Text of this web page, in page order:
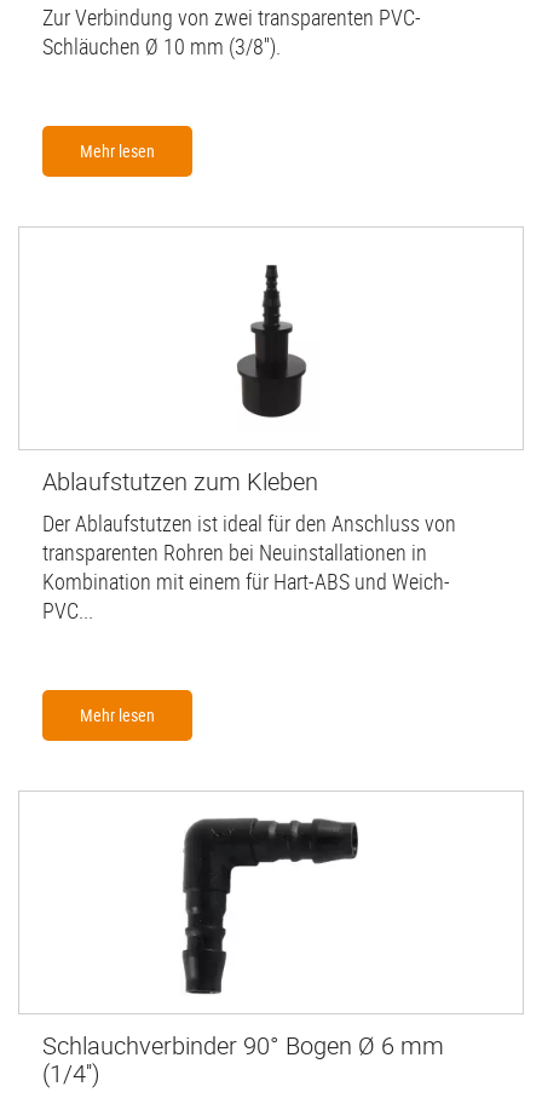
Zur Verbindung von zwei transparenten PVC-
Schläuchen Ø 10 mm (3/8'').
Mehr lesen
Ablaufstutzen zum Kleben
Der Ablaufstutzen ist ideal für den Anschluss von
transparenten Rohren bei Neuinstallationen in
Kombination mit einem für Hart-ABS und Weich-
PVC...
Mehr lesen
Schlauchverbinder 90° Bogen Ø 6 mm
(1/4'')